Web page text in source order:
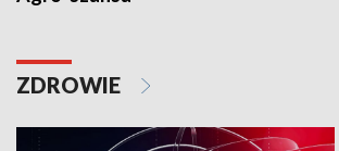
ZDROWIE